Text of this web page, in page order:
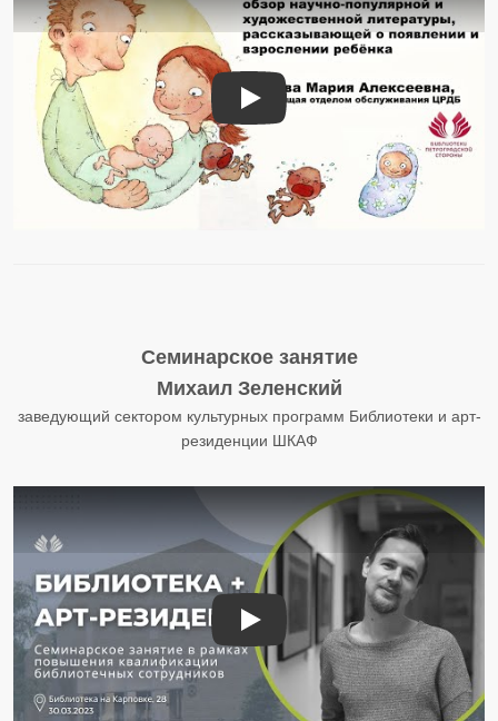
«Откуда я взялся?» - обзор
Семинарское занятие
Михаил Зеленский
заведующий сектором культурных программ Библиотеки и арт-
резиденции ШКАФ
Библиотека + арт-резиденция